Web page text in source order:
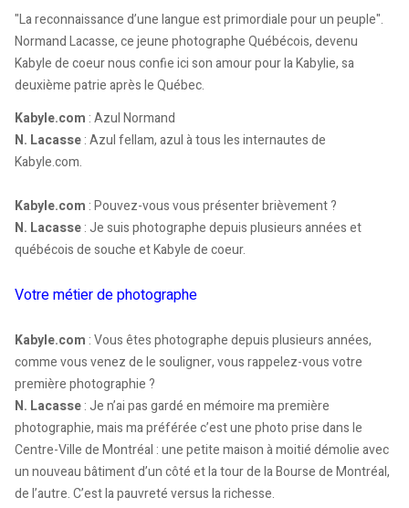
"La reconnaissance d’une langue est primordiale pour un peuple".
Normand Lacasse, ce jeune photographe Québécois, devenu
Kabyle de coeur nous confie ici son amour pour la Kabylie, sa
deuxième patrie après le Québec.
Kabyle.com : Azul Normand
N. Lacasse: Azul fellam, azul à tous les internautes de
Kabyle.com.
Kabyle.com : Pouvez-vous vous présenter brièvement ?
N. Lacasse: Je suis photographe depuis plusieurs années et
québécois de souche et Kabyle de coeur.
Votre métier de photographe
Kabyle.com : Vous êtes photographe depuis plusieurs années,
comme vous venez de le souligner, vous rappelez-vous votre
première photographie ?
N. Lacasse: Je n’ai pas gardé en mémoire ma première
photographie, mais ma préférée c’est une photo prise dans le
Centre-Ville de Montréal : une petite maison à moitié démolie avec
un nouveau bâtiment d’un côté et la tour de la Bourse de Montréal,
de l’autre. C’est la pauvreté versus la richesse.